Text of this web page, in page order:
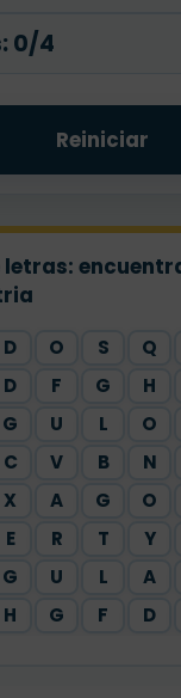
0/4
Reiniciar
letras:
D O S Q
D F G H
G U L O
C V B N
X A G O
E R T Y
G U L A
H G F D